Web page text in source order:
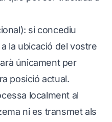
si concediu
la ubicació del vostre
únicament per
posició actual.
localment al
ni es transmet als